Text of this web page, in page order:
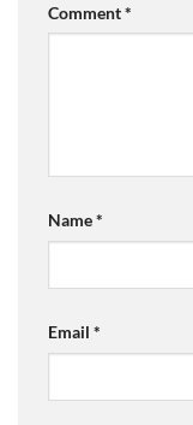
Comment*
Name*
Email *